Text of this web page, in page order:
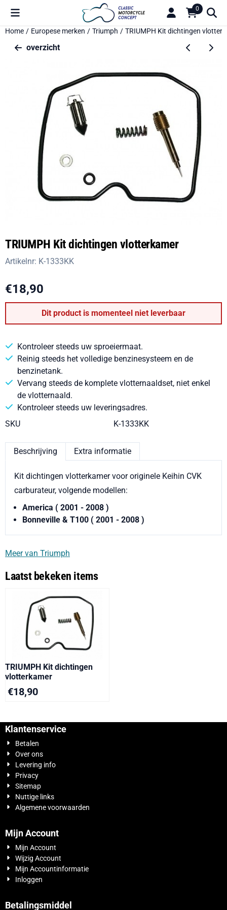
Cookievoorkeuren zijn beschikbaar. Kies instellingen of sta alle
0
Home / Europese merken / Triumph / TRIUMPH Kit dichtingen
overzicht
TRIUMPH Kit dichtingen vlotterkamer
Artikelnr: K-1333KK
€18,90
Dit product is momenteel niet leverbaar
Kontroleer steeds uw sproeiermaat.
Reinig steeds het volledige benzinesysteem en de
benzinetank.
Vervang steeds de komplete vlotternaaldset, niet enkel
de vlotternaald.
Kontroleer steeds uw leveringsadres.
SKU
K-1333KK
Beschrijving Extra informatie
Kit dichtingen vlotterkamer voor originele Keihin CVK
carburateur, volgende modellen:
America ( 2001 - 2008 )
Bonneville & T100 ( 2001 - 2008 )
Meer van Triumph
Laatst bekeken items
TRIUMPH Kit dichtingen
vlotterkamer
€18,90
Klantenservice
Betalen
Over ons
Levering info
Privacy
Sitemap
Nuttige links
Algemene voorwaarden
Mijn Account
Mijn Account
Wijzig Account
Mijn Accountinformatie
Inloggen
Betalingsmiddel